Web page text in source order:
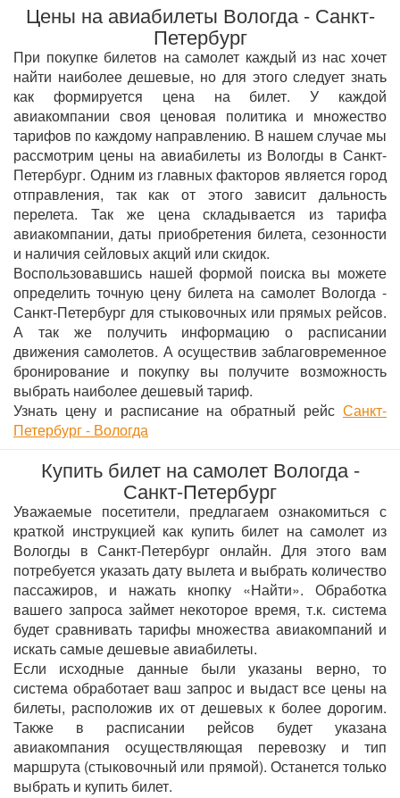
Цены на авиабилеты Вологда - Санкт-
Петербург
При покупке билетов на самолет каждый из нас хочет
найти наиболее дешевые, но для этого следует знать
как формируется цена на билет. У каждой
авиакомпании своя ценовая политика и множество
тарифов по каждому направлению. В нашем случае мы
рассмотрим цены на авиабилеты из Вологды в Санкт-
Петербург. Одним из главных факторов является город
отправления, так как от этого зависит дальность
перелета. Так же цена складывается из тарифа
авиакомпании, даты приобретения билета, сезонности
и наличия сейловых акций или скидок.
Воспользовавшись нашей формой поиска вы можете
определить точную цену билета на самолет Вологда -
Санкт-Петербург для стыковочных или прямых рейсов.
А так же получить информацию о расписании
движения самолетов. А осуществив заблаговременное
бронирование и покупку вы получите возможность
выбрать наиболее дешевый тариф.
Узнать цену и расписание на обратный рейс Санкт-
Петербург - Вологда
Купить билет на самолет Вологда -
Санкт-Петербург
Уважаемые посетители, предлагаем ознакомиться с
краткой инструкцией как купить билет на самолет из
Вологды в Санкт-Петербург онлайн. Для этого вам
потребуется указать дату вылета и выбрать количество
пассажиров, и нажать кнопку «Найти». Обработка
вашего запроса займет некоторое время, т.к. система
будет сравнивать тарифы множества авиакомпаний и
искать самые дешевые авиабилеты.
Если исходные данные были указаны верно, то
система обработает ваш запрос и выдаст все цены на
билеты, расположив их от дешевых к более дорогим.
Также в расписании рейсов будет указана
авиакомпания осуществляющая перевозку и тип
маршрута (стыковочный или прямой). Останется только
выбрать и купить билет.